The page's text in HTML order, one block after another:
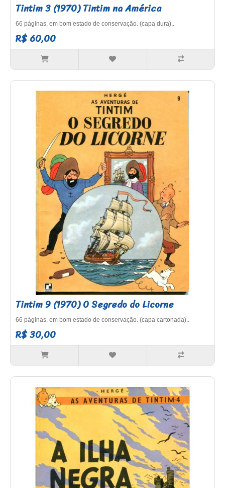
Tintim 3 (1970) Tintim na América
66 páginas, em bom estado de conservação. (capa dura)..
R$ 60,00
Tintim 9 (1970) O Segredo do Licorne
66 páginas, em bom estado de conservação. (capa cartonada)..
R$ 30,00